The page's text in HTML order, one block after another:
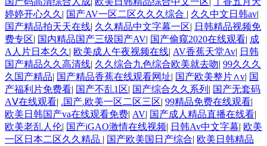
婷婷开心久久 | 国产AV一区二区久久久综合 | 久久中文日韩av|
国产精品拍天天在线| 久久精品中文字幕一区| 日韩精品视频免
费专区| 国内精品国产三级国产AV| 国产偷窥2020在线观看| 成
A人片日本久久 | 欧美成人午夜视频在线| AV香蕉天堂Av| 日韩
国产精品久久高清线| 久久综合九色综合欧美就去吻| 99久久久
久国产精品| 国产精品香蕉在线观看网址| 国产欧美整片∧v| 国
产福利片免费看| 国产不乱1区| 国产综合久久系列 | 国产无套码
AⅤ在线观看| .国产.欧美一区二区三区| 99精品免费在线观看|
欧美日韩国产va在线观看免费| AV| 国产成人精品直播在线看|
欧美老乱人伦| 国产iGAO激情在线视频| 日韩Av中文字幕| 欧美
一区日本二区久久精品 | 国产欧美国日产综合| 欧美日韩精品